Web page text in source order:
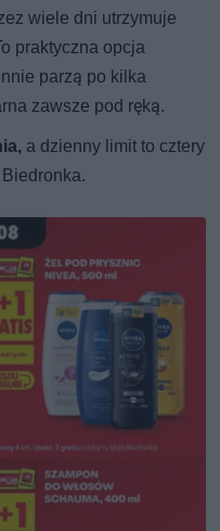
wiele dni utrzymuje
praktyczna opcja
parzą po kilka
zawsze pod ręką.
a dzienny limit to cztery